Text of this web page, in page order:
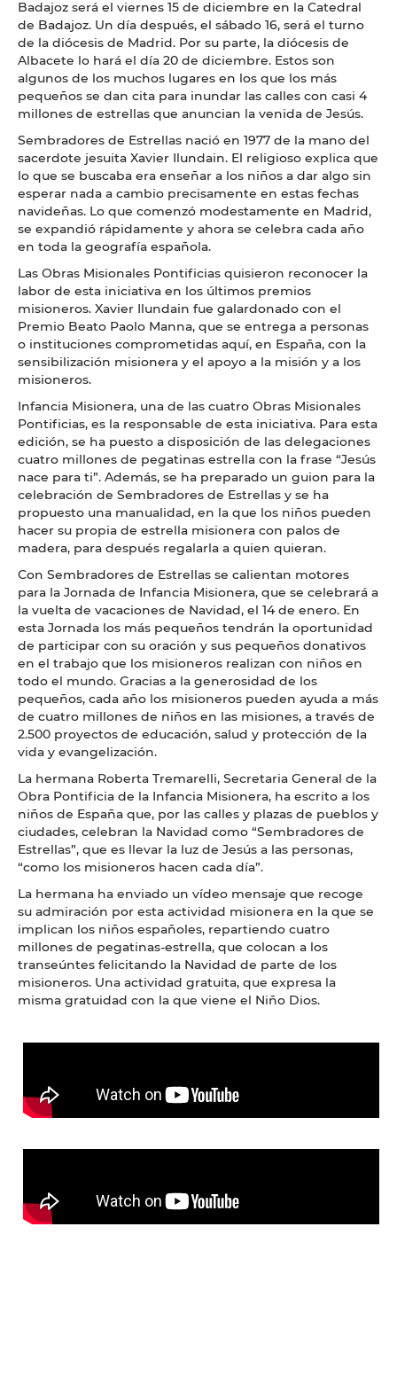
Badajoz será el viernes 15 de diciembre en la Catedral
de Badajoz. Un día después, el sábado 16, será el turno
de la diócesis de Madrid. Por su parte, la diócesis de
Albacete lo hará el día 20 de diciembre. Estos son
algunos de los muchos lugares en los que los más
pequeños se dan cita para inundar las calles con casi 4
millones de estrellas que anuncian la venida de Jesús.
Sembradores de Estrellas nació en 1977 de la mano del
sacerdote jesuita Xavier Ilundain. El religioso explica que
lo que se buscaba era enseñar a los niños a dar algo sin
esperar nada a cambio precisamente en estas fechas
navideñas. Lo que comenzó modestamente en Madrid,
se expandió rápidamente y ahora se celebra cada año
en toda la geografía española.
Las Obras Misionales Pontificias quisieron reconocer la
labor de esta iniciativa en los últimos premios
misioneros. Xavier Ilundain fue galardonado con el
Premio Beato Paolo Manna, que se entrega a personas
o instituciones comprometidas aquí, en España, con la
sensibilización misionera y el apoyo a la misión y a los
misioneros.
Infancia Misionera, una de las cuatro Obras Misionales
Pontificias, es la responsable de esta iniciativa. Para esta
edición, se ha puesto a disposición de las delegaciones
cuatro millones de pegatinas estrella con la frase “Jesús
nace para ti”. Además, se ha preparado un guion para la
celebración de Sembradores de Estrellas y se ha
propuesto una manualidad, en la que los niños pueden
hacer su propia de estrella misionera con palos de
madera, para después regalarla a quien quieran.
Con Sembradores de Estrellas se calientan motores
para la Jornada de Infancia Misionera, que se celebrará a
la vuelta de vacaciones de Navidad, el 14 de enero. En
esta Jornada los más pequeños tendrán la oportunidad
de participar con su oración y sus pequeños donativos
en el trabajo que los misioneros realizan con niños en
todo el mundo. Gracias a la generosidad de los
pequeños, cada año los misioneros pueden ayuda a más
de cuatro millones de niños en las misiones, a través de
2.500 proyectos de educación, salud y protección de la
vida y evangelización.
La hermana Roberta Tremarelli, Secretaria General de la
Obra Pontificia de la Infancia Misionera, ha escrito a los
niños de España que, por las calles y plazas de pueblos y
ciudades, celebran la Navidad como “Sembradores de
Estrellas”, que es llevar la luz de Jesús a las personas,
“como los misioneros hacen cada día”.
La hermana ha enviado un vídeo mensaje que recoge
su admiración por esta actividad misionera en la que se
implican los niños españoles, repartiendo cuatro
millones de pegatinas-estrella, que colocan a los
transeúntes felicitando la Navidad de parte de los
misioneros. Una actividad gratuita, que expresa la
misma gratuidad con la que viene el Niño Dios.